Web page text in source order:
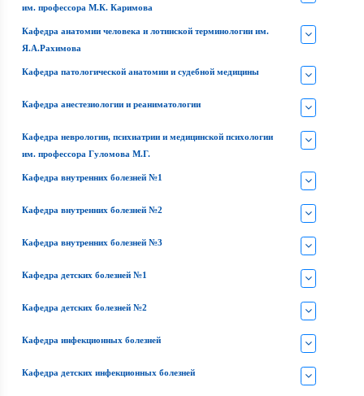
им. профессора М.К. Каримова
Кафедра анатомии человека и лотинской терминологии им.
Я.А.Рахимова
Кафедра патологической анатомии и судебной медицины
Кафедра анестезиологии и реаниматологии
Кафедра неврологии, психиатрии и медицинской психологии
им. профессора Гуломова М.Г.
Кафедра внутренних болезней №1
Кафедра внутренних болезней №2
Кафедра внутренних болезней №3
Кафедра детских болезней №1
Кафедра детских болезней №2
Кафедра инфекционных болезней
Кафедра детских инфекционных болезней